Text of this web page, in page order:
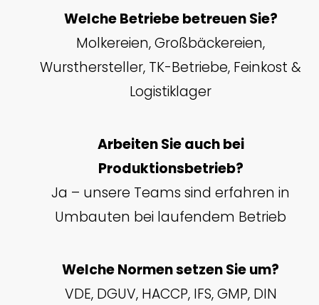
Welche Betriebe betreuen Sie?
Molkereien, Großbäckereien,
Wursthersteller, TK-Betriebe, Feinkost &
Logistiklager
Arbeiten Sie auch bei
Produktionsbetrieb?
Ja – unsere Teams sind erfahren in
Umbauten bei laufendem Betrieb
Welche Normen setzen Sie um?
VDE, DGUV, HACCP, IFS, GMP, DIN